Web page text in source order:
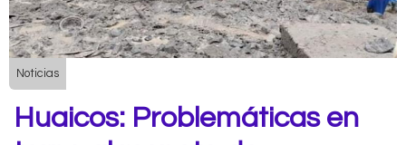
Noticias
Huaicos: Problemáticas en